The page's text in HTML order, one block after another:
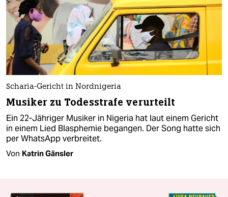
Scharia-Gericht in Nordnigeria
Musiker zu Todesstrafe verurteilt
Ein 22-Jähriger Musiker in Nigeria hat laut einem Gericht
in einem Lied Blasphemie begangen. Der Song hatte sich
per WhatsApp verbreitet.
Von Katrin Gänsler